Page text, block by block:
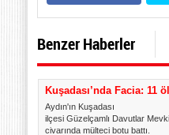
Benzer Haberler
Kuşadası’nda Facia: 11
Aydın'ın Kuşadası
ilçesi Güzelçamlı Davutlar
civarında mülteci botu battı.